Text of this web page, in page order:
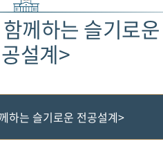
께하는 슬기로운
설계>
하는 슬기로운 전공설계>